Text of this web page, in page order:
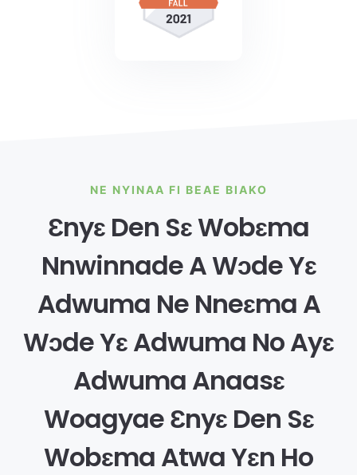
NE NYINAA FI BEAE BIAKO
Ɛnyɛ Den Sɛ Wobɛma
Nnwinnade A Wɔde Yɛ
Adwuma Ne Nneɛma A
Wɔde Yɛ Adwuma No Ayɛ
Adwuma Anaasɛ
Woagyae Ɛnyɛ Den Sɛ
Wobɛma Atwa Yɛn Ho